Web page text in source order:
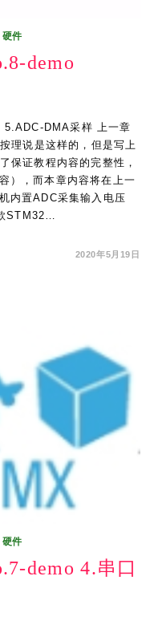
硬件
demo
DMA采样 上一章
理说是这样的，但是写上
保证教程内容的完整性，
），而本章内容将在上一
内置ADC采集输入电压
STM32…
2020年5月19日
硬件
demo 4.串口